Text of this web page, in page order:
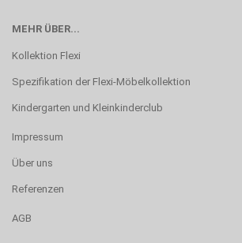
MEHR ÜBER...
Kollektion Flexi
Spezifikation der Flexi-Möbelkollektion
Kindergarten und Kleinkinderclub
Impressum
Über uns
Referenzen
AGB